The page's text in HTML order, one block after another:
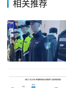
相关推荐